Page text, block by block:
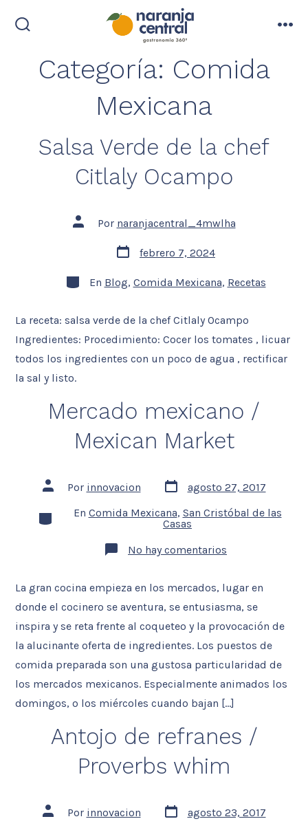
al
búsqueda
Categoría: Comida
Mexicana
Salsa Verde de la chef
Citlaly Ocampo
Autor
de
Por naranjacentral_4mwlha
Fecha
de
entrada
febrero 7, 2024
Categorías
En Blog, Comida Mexicana, Recetas
La receta: salsa verde de la chef Citlaly Ocampo
Ingredientes: Procedimiento: Cocer los tomates , licuar
todos los ingredientes con un poco de agua , rectificar
la sal y listo.
Mercado mexicano /
Mexican Market
Autor
de
entrada
Por innovacion
Fecha
de
entrada
agosto 27, 2017
Categorías
En Comida Mexicana, San Cristóbal de las
Casas
No hay comentarios
Mexican
Market
La gran cocina empieza en los mercados, lugar en
donde el cocinero se aventura, se entusiasma, se
inspira y se reta frente al coqueteo y la provocación de
la alucinante oferta de ingredientes. Los puestos de
comida preparada son una gustosa particularidad de
los mercados mexicanos. Especialmente animados los
domingos, o los miércoles cuando bajan […]
Antojo de refranes /
Proverbs whim
Autor
de
Por innovacion
Fecha
de
agosto 23, 2017